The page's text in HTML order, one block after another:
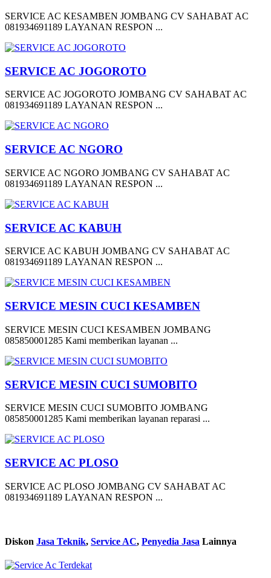
SERVICE AC KESAMBEN JOMBANG CV SAHABAT AC
081934691189 LAYANAN RESPON ...
SERVICE AC JOGOROTO
SERVICE AC JOGOROTO JOMBANG CV SAHABAT AC
081934691189 LAYANAN RESPON ...
SERVICE AC NGORO
SERVICE AC NGORO JOMBANG CV SAHABAT AC
081934691189 LAYANAN RESPON ...
SERVICE AC KABUH
SERVICE AC KABUH JOMBANG CV SAHABAT AC
081934691189 LAYANAN RESPON ...
SERVICE MESIN CUCI KESAMBEN
SERVICE MESIN CUCI KESAMBEN JOMBANG
085850001285 Kami memberikan layanan ...
SERVICE MESIN CUCI SUMOBITO
SERVICE MESIN CUCI SUMOBITO JOMBANG
085850001285 Kami memberikan layanan reparasi ...
SERVICE AC PLOSO
SERVICE AC PLOSO JOMBANG CV SAHABAT AC
081934691189 LAYANAN RESPON ...
Diskon Jasa Teknik, Service AC, Penyedia Jasa Lainnya